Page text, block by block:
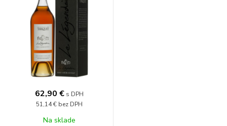
62,90 € s DPH
51,14 € bez DPH
Na sklade